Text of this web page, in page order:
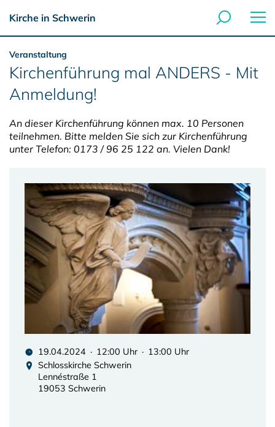
Kirche in Schwerin
Veranstaltung
Kirchenführung mal ANDERS - Mit
Anmeldung!
An dieser Kirchenführung können max. 10 Personen
teilnehmen. Bitte melden Sie sich zur Kirchenführung
unter Telefon: 0173 / 96 25 122 an. Vielen Dank!
19.04.2024 · 12:00 Uhr · 13:00 Uhr
Schlosskirche Schwerin
Lennéstraße 1
19053 Schwerin